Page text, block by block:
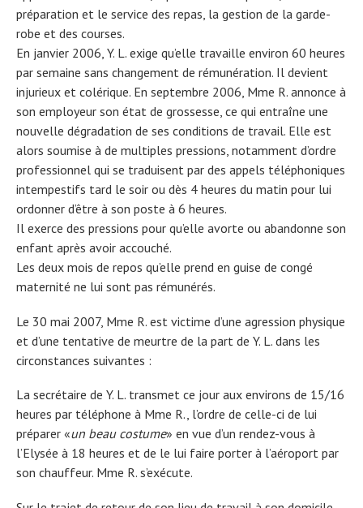
préparation et le service des repas, la gestion de la garde-
robe et des courses.
En janvier 2006, Y. L. exige qu’elle travaille environ 60 heures
par semaine sans changement de rémunération. Il devient
injurieux et colérique. En septembre 2006, Mme R. annonce à
son employeur son état de grossesse, ce qui entraîne une
nouvelle dégradation de ses conditions de travail. Elle est
alors soumise à de multiples pressions, notamment d’ordre
professionnel qui se traduisent par des appels téléphoniques
intempestifs tard le soir ou dès 4 heures du matin pour lui
ordonner d’être à son poste à 6 heures.
Il exerce des pressions pour qu’elle avorte ou abandonne son
enfant après avoir accouché.
Les deux mois de repos qu’elle prend en guise de congé
maternité ne lui sont pas rémunérés.
Le 30 mai 2007, Mme R. est victime d’une agression physique
et d’une tentative de meurtre de la part de Y. L. dans les
circonstances suivantes :
La secrétaire de Y. L. transmet ce jour aux environs de 15/16
heures par téléphone à Mme R., l’ordre de celle-ci de lui
préparer «un beau costume» en vue d’un rendez-vous à
l’Elysée à 18 heures et de le lui faire porter à l’aéroport par
son chauffeur. Mme R. s’exécute.